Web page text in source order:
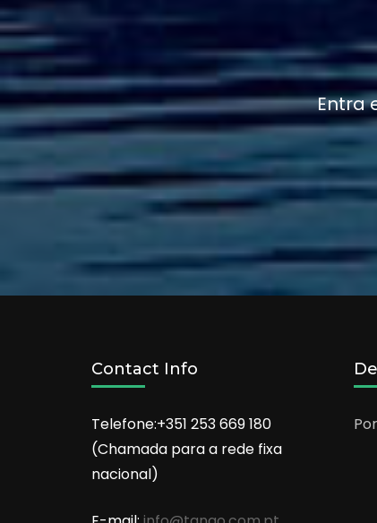
Entra
Contact Info
Telefone:+351 253 669 180
(Chamada para a rede fixa
nacional)